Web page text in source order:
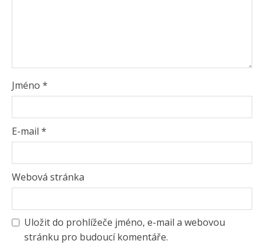
Jméno *
E-mail *
Webová stránka
Uložit do prohlížeče jméno, e-mail a webovou
stránku pro budoucí komentáře.